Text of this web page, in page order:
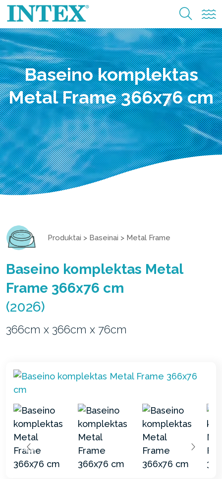
Baseino komplektas
Metal Frame 366x76 cm
Produktai > Baseinai > Metal Frame
Baseino komplektas Metal
Frame 366x76 cm
(2026)
366cm x 366cm x 76cm